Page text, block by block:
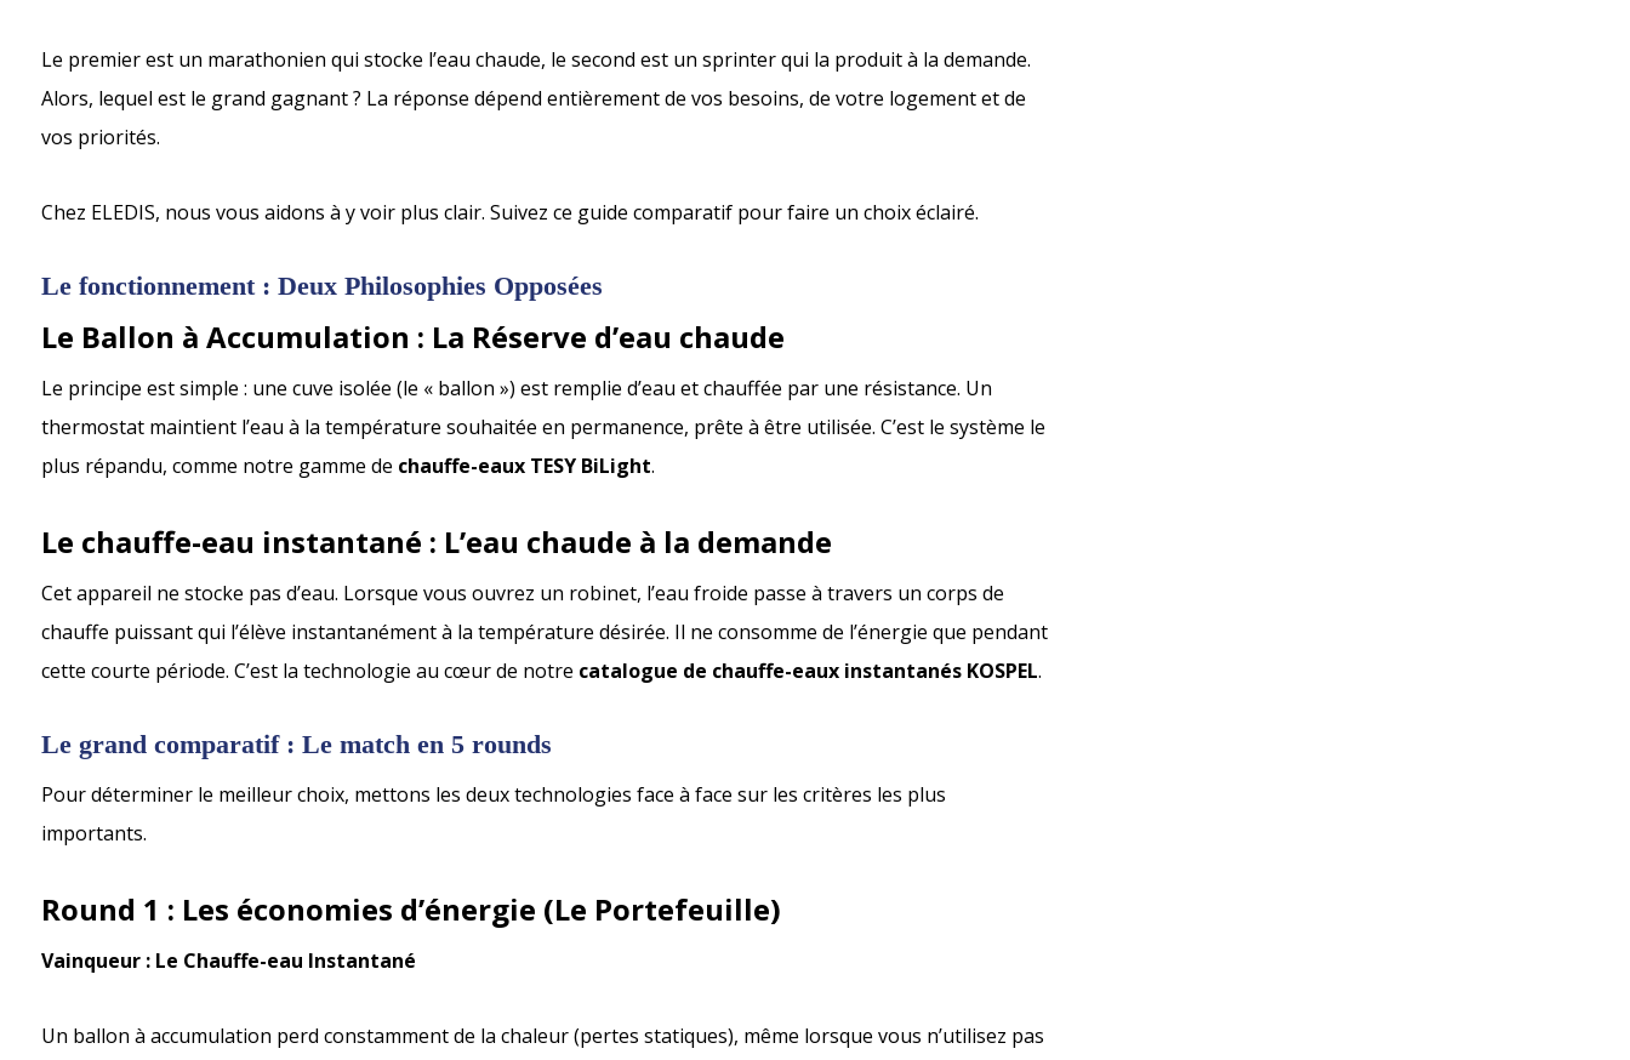
Le premier est un marathonien qui stocke l’eau chaude, le second est un sprinter qui la produit à la demande.
Alors, lequel est le grand gagnant ? La réponse dépend entièrement de vos besoins, de votre logement et de
vos priorités.
Chez ELEDIS, nous vous aidons à y voir plus clair. Suivez ce guide comparatif pour faire un choix éclairé.
Le fonctionnement : Deux Philosophies Opposées
Le Ballon à Accumulation : La Réserve d’eau chaude
Le principe est simple : une cuve isolée (le « ballon ») est remplie d’eau et chauffée par une résistance. Un
thermostat maintient l’eau à la température souhaitée en permanence, prête à être utilisée. C’est le système le
plus répandu, comme notre gamme de chauffe-eaux TESY BiLight.
Le chauffe-eau instantané : L’eau chaude à la demande
Cet appareil ne stocke pas d’eau. Lorsque vous ouvrez un robinet, l’eau froide passe à travers un corps de
chauffe puissant qui l’élève instantanément à la température désirée. Il ne consomme de l’énergie que pendant
cette courte période. C’est la technologie au cœur de notre catalogue de chauffe-eaux instantanés KOSPEL.
Le grand comparatif : Le match en 5 rounds
Pour déterminer le meilleur choix, mettons les deux technologies face à face sur les critères les plus
importants.
Round 1 : Les économies d’énergie (Le Portefeuille)
Vainqueur : Le Chauffe-eau Instantané
Un ballon à accumulation perd constamment de la chaleur (pertes statiques), même lorsque vous n’utilisez pas